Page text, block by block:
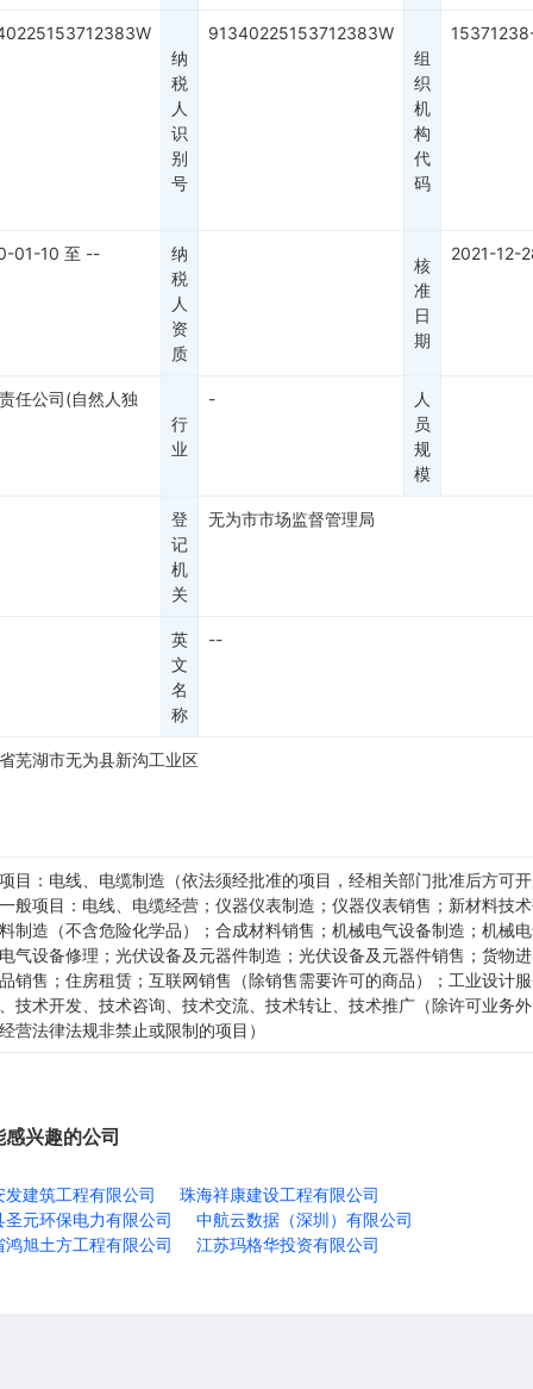
纳
税
人
识
别
号
91340225153712383W
组
织
机
构
代
码
01-10 至 --
纳
税
人
资
质
核
准
日
期
2021-12-
任公司(自然人独
行
业
-
人
员
规
模
登
记
机
关
无为市市场监督管理局
英
文
名
称
--
芜湖市无为县新沟工业区
目：电线、电缆制造（依法须经批准的项目，经相关部门批准后方可
般项目：电线、电缆经营；仪器仪表制造；仪器仪表销售；新材料技
制造（不含危险化学品）；合成材料销售；机械电气设备制造；机械
气设备修理；光伏设备及元器件制造；光伏设备及元器件销售；货物
销售；住房租赁；互联网销售（除销售需要许可的商品）；工业设计
技术开发、技术咨询、技术交流、技术转让、技术推广（除许可业务
营法律法规非禁止或限制的项目）
兴趣的公司
发建筑工程有限公司
珠海祥康建设工程有限公司
圣元环保电力有限公司
中航云数据（深圳）有限公司
鸿旭土方工程有限公司
江苏玛格华投资有限公司